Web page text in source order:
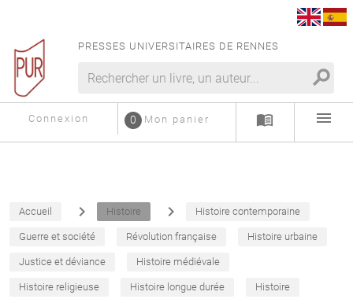
PRESSES UNIVERSITAIRES DE RENNES
search
Connexion Mon panier
0 menu_book menu
Accueil navigate_next Histoire navigate_next Histoire contemporaine
Guerre et société Révolution française Histoire urbaine
Justice et déviance Histoire médiévale
Histoire religieuse Histoire longue durée Histoire